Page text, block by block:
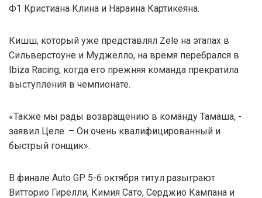
Ф1 Кристиана Клина и Нараина Картикеяна.
Кишш, который уже представлял Zele на этапах в
Сильверстоуне и Муджелло, на время перебрался в
Ibiza Racing, когда его прежняя команда прекратила
выступления в чемпионате.
«Также мы рады возвращению в команду Тамаша, -
заявил Целе. – Он очень квалифицированный и
быстрый гонщик».
В финале Auto GP 5-6 октября титул разыграют
Витторио Гирелли, Кимия Сато, Серджио Кампана и